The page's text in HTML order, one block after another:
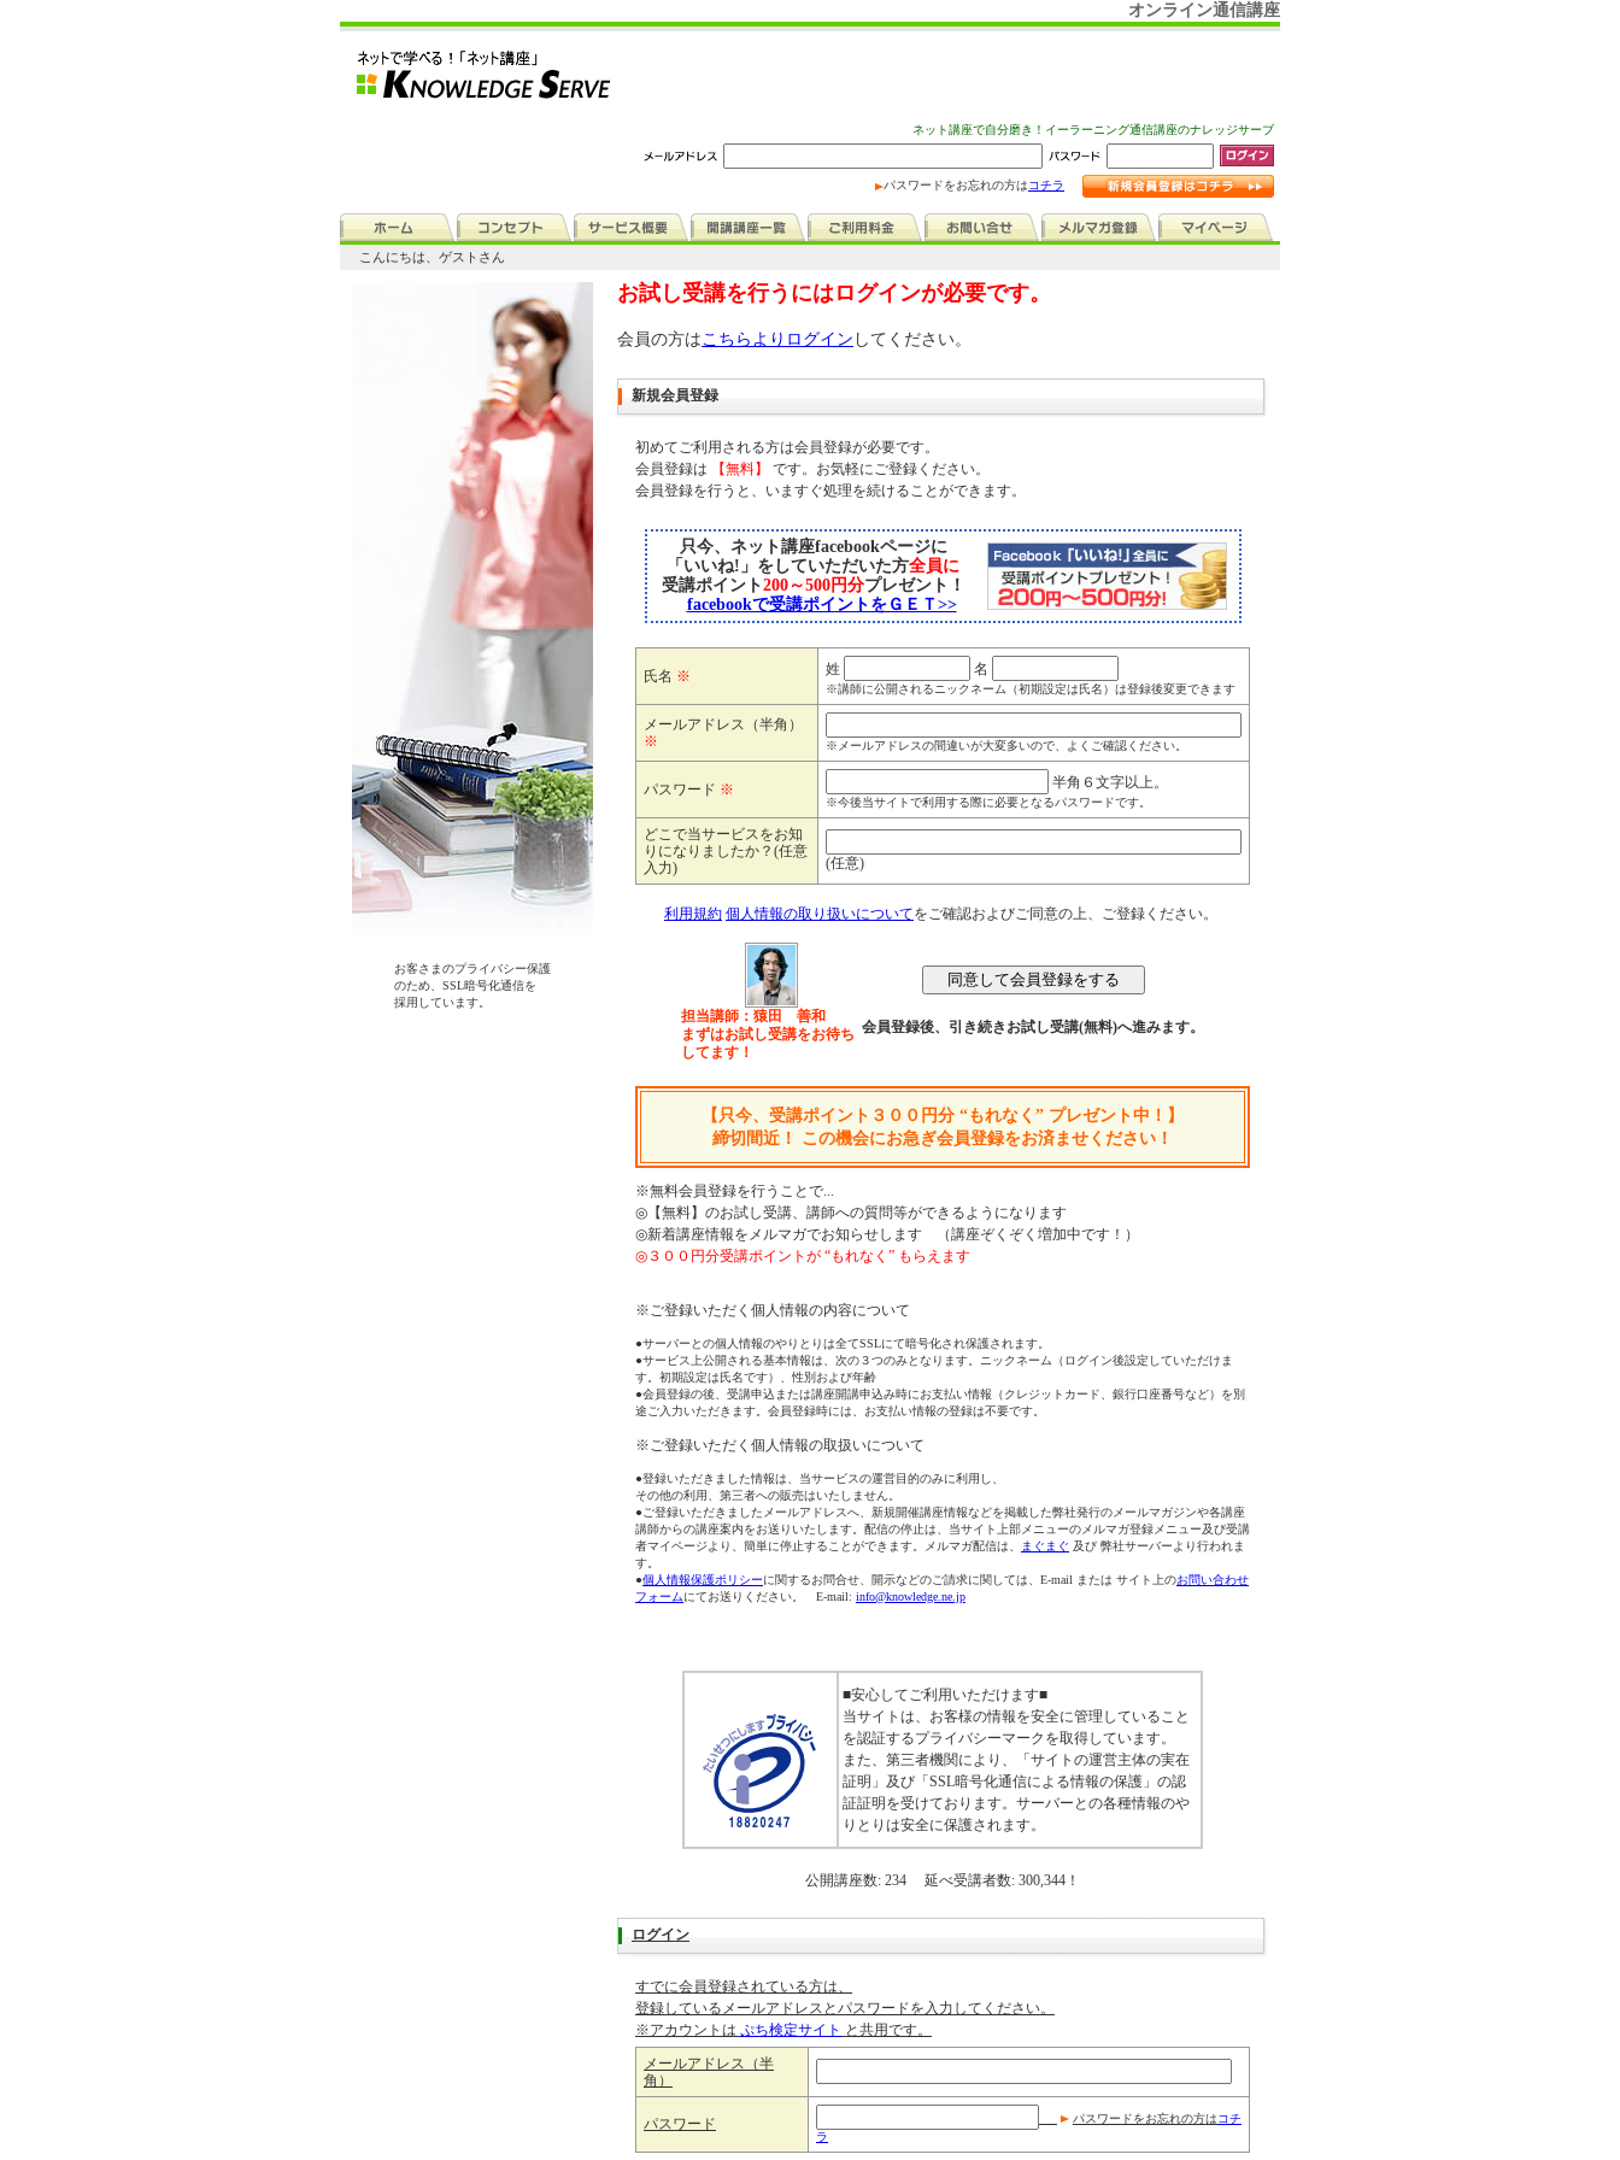
オンライン通信講座
ネット講座で自分磨き！イーラーニング通信講座のナレッジサーブ
パスワードをお忘れの方はコチラ
こんにちは、ゲストさん
お客さまのプライバシー保護
のため、SSL暗号化通信を
採用しています。
お試し受講を行うにはログインが必要です。
会員の方はこちらよりログイン してください。
新規会員登録
初めてご利用される方は会員登録が必要です。
会員登録は 【無料】
です。お気軽にご登録ください。
会員登録を行うと、いますぐ処理を続けることができます。
只今、ネット講座facebookページに
「いいね!」をしていただいた方全員に
受講ポイント200～500円分プレゼント！
facebookで受講ポイントをＧＥＴ>>
氏名 ※ 姓 名
※講師に公開されるニックネーム（初期設定は氏名）は登録後変更できます
メールアドレス（半角）
※
※メールアドレスの間違いが大変多いので、よくご確認ください。
パスワード ※ 半角６文字以上。
※今後当サイトで利用する際に必要となるパスワードです。
どこで当サービスをお知
りになりましたか？(任意
入力)
(任意)
利用規約 個人情報の取り扱いについてをご確認およびご同意の上、ご登録ください。
担当講師：猿田 善和
まずはお試し受講をお待ち
してます！
会員登録後、引き続きお試し受講(無料)へ進みます。
【只今、受講ポイント３００円分 “もれなく” プレゼント中！】
締切間近！ この機会にお急ぎ会員登録をお済ませください！
※無料会員登録を行うことで...
◎【無料】のお試し受講、講師への質問等ができるようになります
◎新着講座情報をメルマガでお知らせします （講座ぞくぞく増加中です！）
◎３００円分受講ポイントが “もれなく” もらえます
※ご登録いただく個人情報の内容について
●サーバーとの個人情報のやりとりは全てSSLにて暗号化され保護されます。
●サービス上公開される基本情報は、次の３つのみとなります。ニックネーム（ログイン後設定していただけま
す。初期設定は氏名です）、性別および年齢
●会員登録の後、受講申込または講座開講申込み時にお支払い情報（クレジットカード、銀行口座番号など）を別
途ご入力いただきます。会員登録時には、お支払い情報の登録は不要です。
※ご登録いただく個人情報の取扱いについて
●登録いただきました情報は、当サービスの運営目的のみに利用し、
その他の利用、第三者への販売はいたしません。
●ご登録いただきましたメールアドレスへ、新規開催講座情報などを掲載した弊社発行のメールマガジンや各講座
講師からの講座案内をお送りいたします。配信の停止は、当サイト上部メニューのメルマガ登録メニュー及び受講
者マイページより、簡単に停止することができます。メルマガ配信は、
まぐまぐ 及び 弊社サーバーより行われま
す。
●個人情報保護ポリシーに関するお問合せ、開示などのご請求に関しては、E-mail または サイト上のお問い合わせ
フォームにてお送りください。 E-mail: info@knowledge.ne.jp
■安心してご利用いただけます■
当サイトは、お客様の情報を安全に管理していること
を認証するプライバシーマークを取得しています。
また、第三者機関により、「サイトの運営主体の実在
証明」及び「SSL暗号化通信による情報の保護」の認
証証明を受けております。サーバーとの各種情報のや
りとりは安全に保護されます。
公開講座数: 234 延べ受講者数: 300,344！
ログイン
すでに会員登録されている方は、
登録しているメールアドレスとパスワードを入力してください。
※アカウントは ぷち検定サイト と共用です。
メールアドレス（半
角）
パスワード パスワードをお忘れの方はコチ
ラ